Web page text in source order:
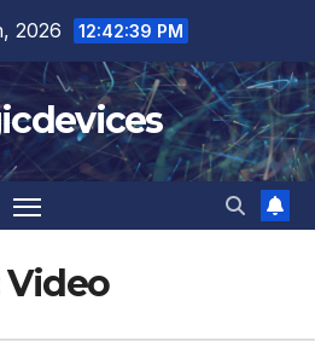
2026 12:42:39 PM
Video